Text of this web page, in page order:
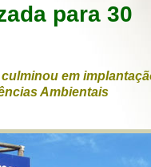
para 30
em
Ambientais